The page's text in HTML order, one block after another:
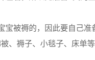
宝被褥的，因此要自己
、褥子、小毯子、床单等